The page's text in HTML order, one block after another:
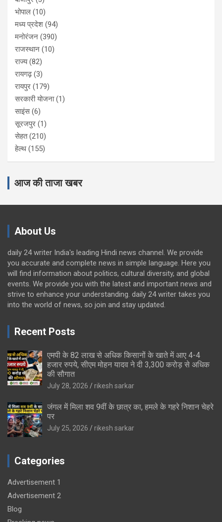
भोपाल (10)
मध्य प्रदेश (94)
मनोरंजन (390)
राजस्थान (10)
राज्य(82)
रायगढ़(3)
रायपुर (179)
सरकारी योजना(1)
साइंस(6)
सूरजपुर (1)
सेहत(210)
हेल्थ (155)
आज की ताजा खबर
About Us
daily 24 writer India's leading Hindi news channel. We provide
you accurate and complete news in simple language. Here you
will find information about politics, cultural diversity, and global
events. We provide you with the latest and important news and
strive to enhance your understanding. daily 24 writer takes you
into the world of news, so join and stay updated.
Recent Posts
एमपी के 82 लाख से अधिक किसानों के खाते में आए 4-4
हजार रुपये, सीएम मोहन यादव ने दी 3,300 करोड़ से अधिक
की सौगात
July 28, 2026 rikesh sarkar
जंगल में मिला शव 9वीं के छात्र का, हमले के गहरे निशान चेहरे
पर
July 25, 2026 rikesh sarkar
Categories
Advertisement 1
Advertisement 2
Blog